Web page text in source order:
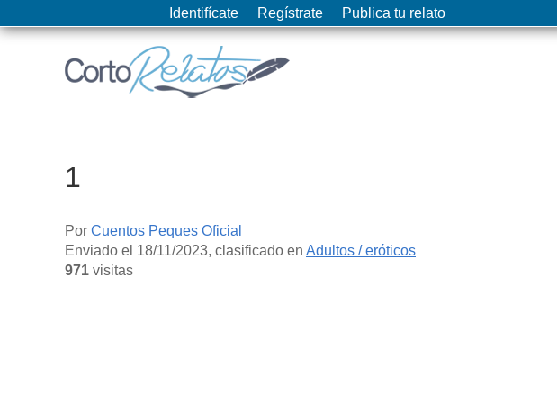
Identifícate Regístrate Publica tu relato
1
Por Cuentos Peques Oficial
Enviado el 18/11/2023, clasificado en Adultos / eróticos
971 visitas